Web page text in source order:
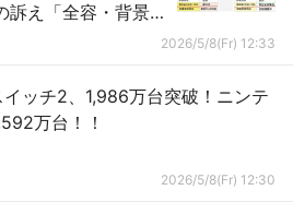
え「全容・背景全
2026/5/8(Fr) 12:33
イッチ2、1,986万台突破！ニンテ
万台！！
2026/5/8(Fr) 12:30